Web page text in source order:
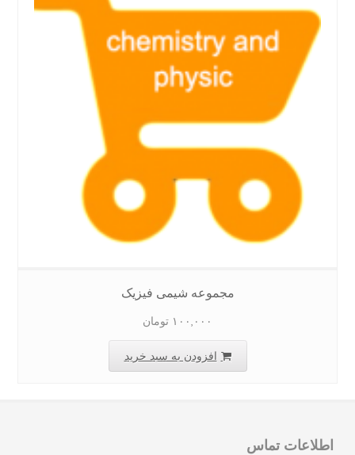
مجموعه شیمی فیزیک
۱۰۰,۰۰۰ تومان
افزودن به سبد خرید
تماس